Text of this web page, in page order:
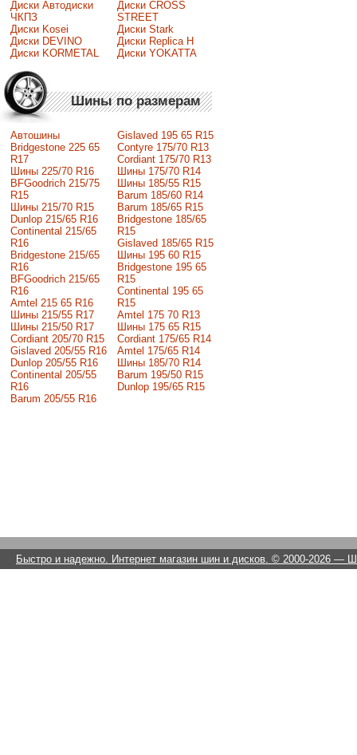
Диски Автодиски
ЧКПЗ
Диски Kosei
Диски DEVINO
Диски KORMETAL
Диски CROSS
STREET
Диски Stark
Диски Replica H
Диски YOKATTA
Шины по размерам
Автошины
Bridgestone 225 65
R17
Шины 225/70 R16
BFGoodrich 215/75
R15
Шины 215/70 R15
Dunlop 215/65 R16
Continental 215/65
R16
Bridgestone 215/65
R16
BFGoodrich 215/65
R16
Amtel 215 65 R16
Шины 215/55 R17
Шины 215/50 R17
Сordiant 205/70 R15
Gislaved 205/55 R16
Dunlop 205/55 R16
Continental 205/55
R16
Barum 205/55 R16
Gislaved 195 65 R15
Contyre 175/70 R13
Cordiant 175/70 R13
Шины 175/70 R14
Шины 185/55 R15
Barum 185/60 R14
Barum 185/65 R15
Bridgestone 185/65
R15
Gislaved 185/65 R15
Шины 195 60 R15
Bridgestone 195 65
R15
Continental 195 65
R15
Amtel 175 70 R13
Шины 175 65 R15
Cordiant 175/65 R14
Amtel 175/65 R14
Шины 185/70 R14
Barum 195/50 R15
Dunlop 195/65 R15
Быстро и надежно. Интернет магазин шин и дисков. © 2000-2026 —